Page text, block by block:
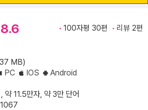
8.6 100자평 30편 리뷰 2편
MB)
PC IOS
Android
11.5만자, 약 3만 단어